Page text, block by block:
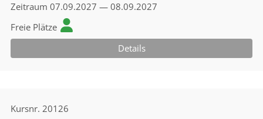
Zeitraum 07.09.2027 — 08.09.2027
Freie Plätze
Details
Kursnr. 20126